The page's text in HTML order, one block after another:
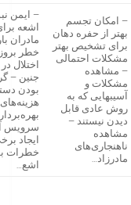
– امکان تجسم
بهتر از حفره دهان
برای تشخیص بهتر
مشکلات احتمالی
– مشاهده
مشکلات و
آسیبهایی که به
روش عادی قابل
دیدن نیستند –
مشاهده
ناهنجاری‌های
مادرزاد…
– ایمن
اشعه
مادران
خطر
اختلال
جنین –
بودن
هزینه‌های
سرویس
ایجاد
خطرات
اشع…